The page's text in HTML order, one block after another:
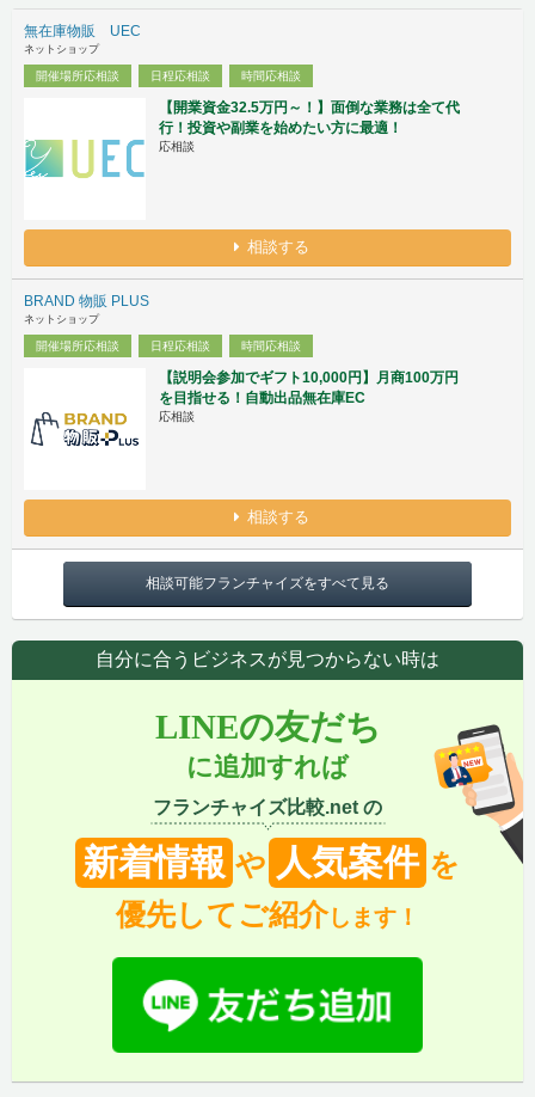
無在庫物販 UEC
ネットショップ
開催場所応相談 日程応相談 時間応相談
【開業資金32.5万円～！】面倒な業務は全て代
行！投資や副業を始めたい方に最適！
応相談
相談する
BRAND 物販 PLUS
ネットショップ
開催場所応相談 日程応相談 時間応相談
【説明会参加でギフト10,000円】月商100万円
を目指せる！自動出品無在庫EC
応相談
相談する
相談可能フランチャイズをすべて見る
自分に合うビジネスが見つからない時は
LINEの友だち
に追加すれば
フランチャイズ比較.net の
新着情報 や 人気案件 を
優先してご紹介します！